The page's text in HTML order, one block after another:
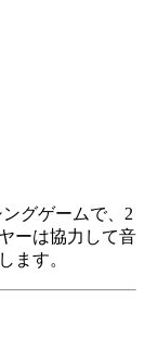
ングゲームで、2
ーは協力して音
ます。